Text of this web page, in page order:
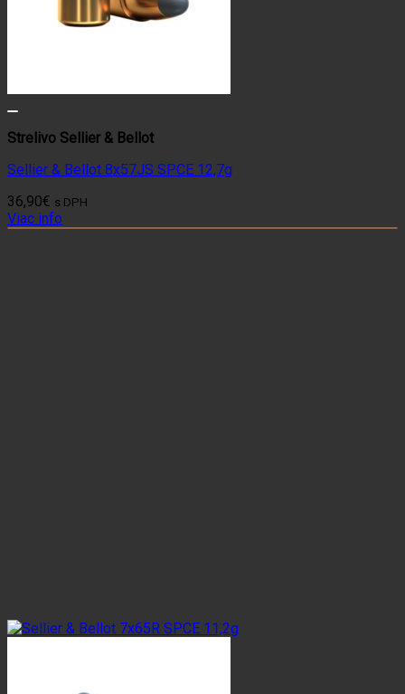
Strelivo Sellier & Bellot
Sellier & Bellot 8x57JS SPCE 12,7g
36,90€ s DPH
Viac info